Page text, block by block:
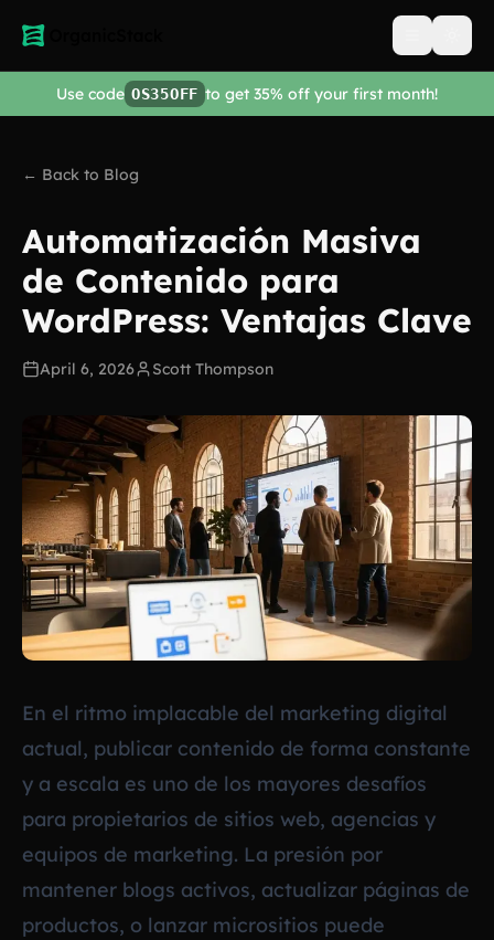
Open
Use code OS35OFF to get 35% off your first month!
← Back to Blog
Automatización Masiva
de Contenido para
WordPress: Ventajas Clave
April 6, 2026 Scott Thompson
En el ritmo implacable del marketing digital
actual, publicar contenido de forma constante
y a escala es uno de los mayores desafíos
para propietarios de sitios web, agencias y
equipos de marketing. La presión por
mantener blogs activos, actualizar páginas de
productos, o lanzar micrositios puede